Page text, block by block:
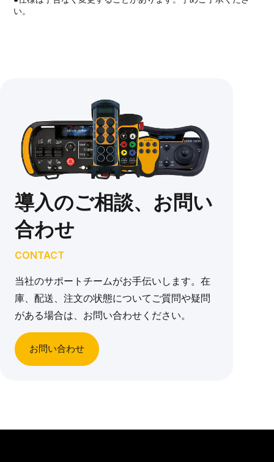
い。
導入のご相談、お問い
合わせ
CONTACT
当社のサポートチームがお手伝いします。在
庫、配送、注文の状態についてご質問や疑問
がある場合は、お問い合わせください。
お問い合わせ